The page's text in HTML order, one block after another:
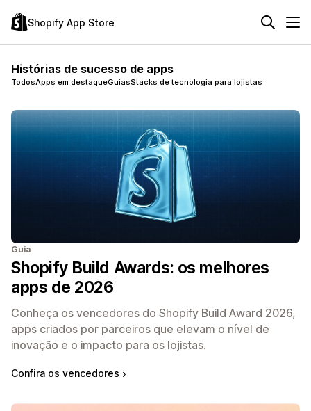
Shopify App Store
Histórias de sucesso de apps
TodosApps em destaqueGuiasStacks de tecnologia para lojistas
Guia
Shopify Build Awards: os melhores
apps de 2026
Conheça os vencedores do Shopify Build Award 2026,
apps criados por parceiros que elevam o nível de
inovação e o impacto para os lojistas.
Confira os vencedores